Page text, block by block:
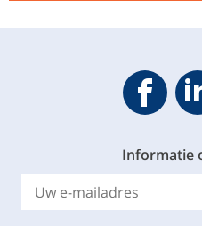
Geveke
Informatie